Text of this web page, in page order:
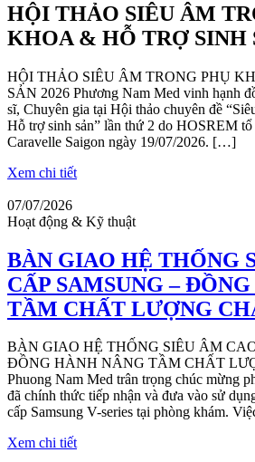
HỘI THẢO SIÊU ÂM
KHOA & HỖ TRỢ SINH
HỘI THẢO SIÊU ÂM TRONG PHỤ
SẢN 2026 Phương Nam Med vinh hạnh
sĩ, Chuyên gia tại Hội thảo chuyên đề
Hỗ trợ sinh sản” lần thứ 2 do HOSREM tổ
Caravelle Saigon ngày 19/07/2026. […]
Xem chi tiết
07/07/2026
Hoạt động & Kỹ thuật
BÀN GIAO HỆ THỐNG
CẤP SAMSUNG –
TẦM CHẤT LƯỢNG
BÀN GIAO HỆ THỐNG SIÊU ÂM
ĐỒNG HÀNH NÂNG TẦM CHẤT
Phuong Nam Med trân trọng chúc mừng
đã chính thức tiếp nhận và đưa vào sử
cấp Samsung V-series tại phòng khám.
Xem chi tiết